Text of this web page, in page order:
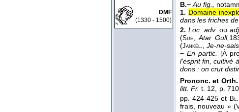
DMF
(1330 - 1500)
B.− Au fig.,
1. Domaine
dans les friches
2. Loc. adv. ouadj.
(Sue Atar Gull,
(Jankél. Je-ne-
− En partic. [À
l'esprit fin, cultivé
dons : on crut
Prononc. et Orth.
litt. Fr. t. 12, p.
pp. 424-425 et
frais, nouveau » (